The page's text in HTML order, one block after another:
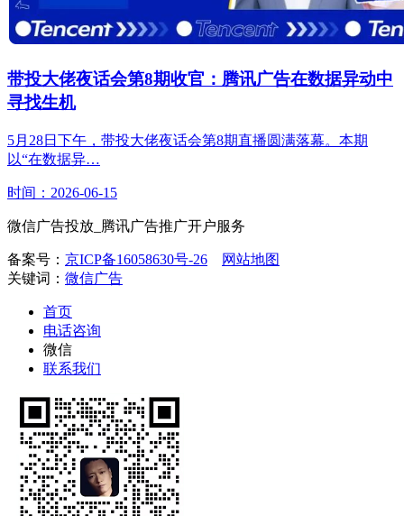
带投大佬夜话会第8期收官：腾讯广告在数据异动中
寻找生机
5月28日下午，带投大佬夜话会第8期直播圆满落幕。本期
以“在数据异…
时间：2026-06-15
微信广告投放_腾讯广告推广开户服务
备案号： 京ICP备16058630号-26
网站地图
关键词： 微信广告
首页
电话咨询
微信
联系我们